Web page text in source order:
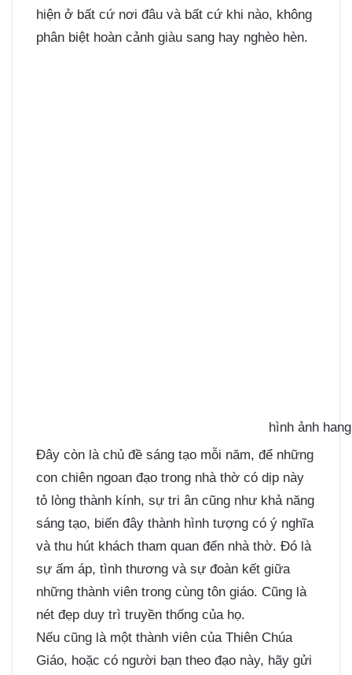
hiện ở bất cứ nơi đâu và bất cứ khi nào, không
phân biệt hoàn cảnh giàu sang hay nghèo hèn.
hình ảnh
Đây còn là chủ đề sáng tạo mỗi năm, để những
con chiên ngoan đạo trong nhà thờ có dịp này
tỏ lòng thành kính, sự tri ân cũng như khả năng
sáng tạo, biến đây thành hình tượng có ý nghĩa
và thu hút khách tham quan đến nhà thờ. Đó là
sự ấm áp, tình thương và sự đoàn kết giữa
những thành viên trong cùng tôn giáo. Cũng là
nét đẹp duy trì truyền thống của họ.
Nếu cũng là một thành viên của Thiên Chúa
Giáo, hoặc có người bạn theo đạo này, hãy gửi